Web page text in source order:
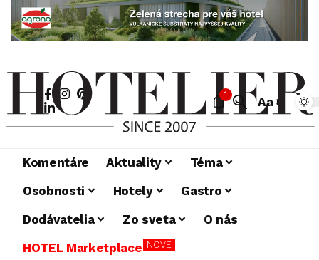
1
Aa
Komentáre Aktuality
Téma
Osobnosti
Hotely
Gastro
Dodávatelia
Zo sveta
O nás
HOTEL Marketplace NOVÉ